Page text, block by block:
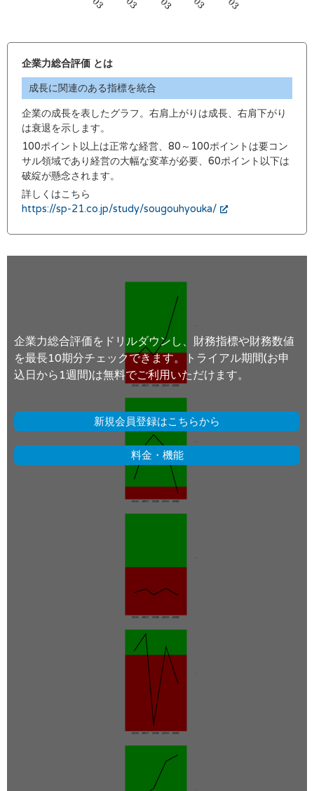
企業力総合評価 とは
成長に関連のある指標を統合
企業の成長を表したグラフ。右肩上がりは成長、右肩下がり
は衰退を示します。
100ポイント以上は正常な経営、80～100ポイントは要コン
サル領域であり経営の大幅な変革が必要、60ポイント以下は
破綻が懸念されます。
詳しくはこちら
https://sp-21.co.jp/study/sougouhyouka/
企業力総合評価をドリルダウンし、財務指標や財務数値
を最長10期分チェックできます。トライアル期間(お申
込日から1週間)は無料でご利用いただけます。
新規会員登録はこちらから
料金・機能